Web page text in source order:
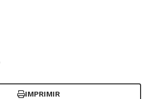
IMPRIMIR